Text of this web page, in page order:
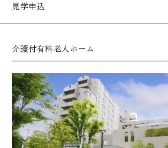
見学申込
介護付有料老人ホーム